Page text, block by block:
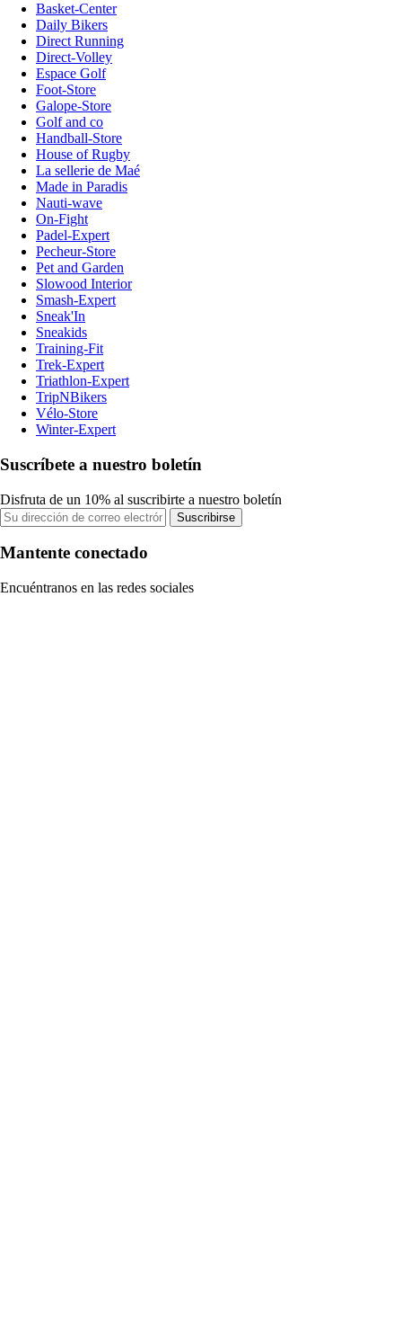
Basket-Center
Daily Bikers
Direct Running
Direct-Volley
Espace Golf
Foot-Store
Galope-Store
Golf and co
Handball-Store
House of Rugby
La sellerie de Maé
Made in Paradis
Nauti-wave
On-Fight
Padel-Expert
Pecheur-Store
Pet and Garden
Slowood Interior
Smash-Expert
Sneak'In
Sneakids
Training-Fit
Trek-Expert
Triathlon-Expert
TripNBikers
Vélo-Store
Winter-Expert
Suscríbete a nuestro boletín
Disfruta de un 10% al suscribirte a nuestro boletín
Suscribirse
Mantente conectado
Encuéntranos en las redes sociales